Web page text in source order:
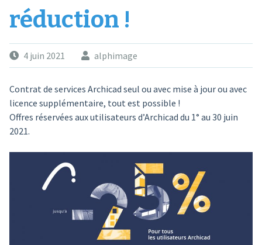
réduction !
4 juin 2021 alphimage
Contrat de services Archicad seul ou avec mise à jour ou avec
licence supplémentaire, tout est possible !
Offres réservées aux utilisateurs d’Archicad du 1° au 30 juin
2021.